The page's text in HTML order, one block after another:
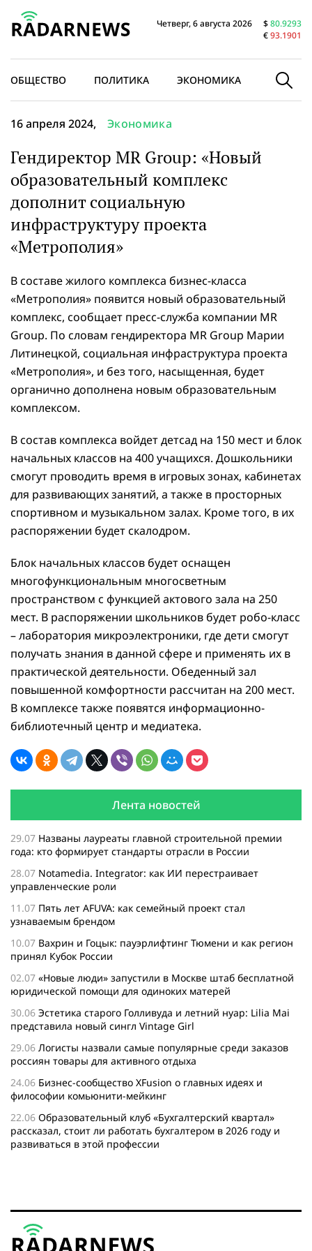
Четверг, 6 августа 2026 $80.9293
€93.1901
ОБЩЕСТВО ПОЛИТИКА ЭКОНОМИКА В МИРЕ
16 апреля 2024, Экономика
Гендиректор MR Group: «Новый
образовательный комплекс
дополнит социальную
инфраструктуру проекта
«Метрополия»
В составе жилого комплекса бизнес-класса
«Метрополия» появится новый образовательный
комплекс, сообщает пресс-служба компании MR
Group. По словам гендиректора MR Group Марии
Литинецкой, социальная инфраструктура проекта
«Метрополия», и без того, насыщенная, будет
органично дополнена новым образовательным
комплексом.
В состав комплекса войдет детсад на 150 мест и блок
начальных классов на 400 учащихся. Дошкольники
смогут проводить время в игровых зонах, кабинетах
для развивающих занятий, а также в просторных
спортивном и музыкальном залах. Кроме того, в их
распоряжении будет скалодром.
Блок начальных классов будет оснащен
многофункциональным многосветным
пространством с функцией актового зала на 250
мест. В распоряжении школьников будет робо-класс
– лаборатория микроэлектроники, где дети смогут
получать знания в данной сфере и применять их в
практической деятельности. Обеденный зал
повышенной комфортности рассчитан на 200 мест.
В комплексе также появятся информационно-
библиотечный центр и медиатека.
Лента новостей
29.07 Названы лауреаты главной строительной премии
года: кто формирует стандарты отрасли в России
28.07 Notamedia. Integrator: как ИИ перестраивает
управленческие роли
11.07 Пять лет AFUVA: как семейный проект стал
узнаваемым брендом
10.07 Вахрин и Гоцык: пауэрлифтинг Тюмени и как регион
принял Кубок России
02.07 «Новые люди» запустили в Москве штаб бесплатной
юридической помощи для одиноких матерей
30.06 Эстетика старого Голливуда и летний нуар: Lilia Mai
представила новый сингл Vintage Girl
29.06 Логисты назвали самые популярные среди заказов
россиян товары для активного отдыха
24.06 Бизнес-сообщество XFusion о главных идеях и
философии комьюнити-мейкинг
22.06 Образовательный клуб «Бухгалтерский квартал»
рассказал, стоит ли работать бухгалтером в 2026 году и
развиваться в этой профессии
бизнесу нужен ребрендинг для роста компании
26.05Инновационное десятилетие России: бизнес, власть